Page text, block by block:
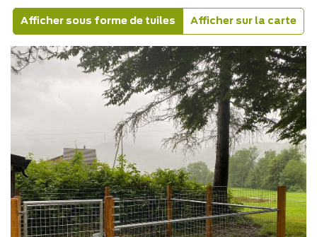
Afficher sous forme de tuiles Afficher sur la carte